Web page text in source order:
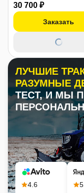
30 700 ₽
Заказать
ЛУЧШИЕ
РАЗУМНЫЕ
ТЕСТ, И МЫ
4.6